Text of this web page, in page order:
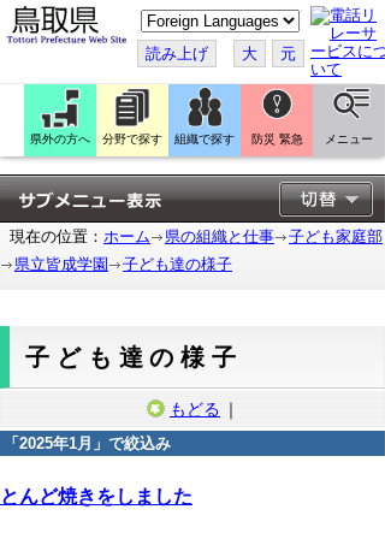
こ
の
ペ
ー
ジ
翻
訳
す
る
読み上げ 大 元
県外の方へ 分野で探す 組織で探す 防災 緊急 メニュー
現在の位置： ホーム 県の組織と仕事
子ども家庭部
県立皆成学園
子ども達の様子
子ども達の様子
もどる ｜
「 2025年1月 」で絞込み
とんど焼きをしました